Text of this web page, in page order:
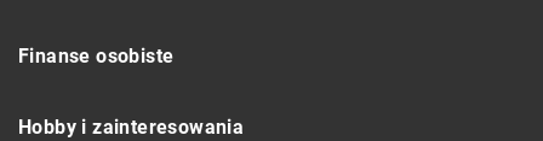
Finanse osobiste
Hobby i zainteresowania